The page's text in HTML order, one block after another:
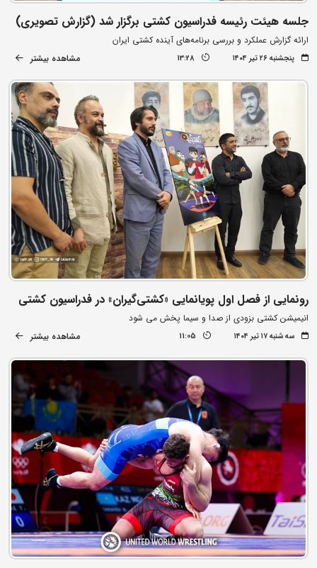
جلسه هیئت رئیسه فدراسیون کشتی برگزار شد (گزارش تصویری)
ارائه گزارش عملکرد و بررسی برنامه‌های آینده کشتی ایران
پنجشنبه ۲۶ تیر ۱۴۰۴ 13:28 مشاهده بیشتر
رونمایی از فصل اول پویانمایی «کشتی‌گیران» در فدراسیون کشتی
انیمیشن کشتی بزودی از صدا و سیما پخش می شود
سه شنبه ۱۷ تیر ۱۴۰۴ 11:05 مشاهده بیشتر